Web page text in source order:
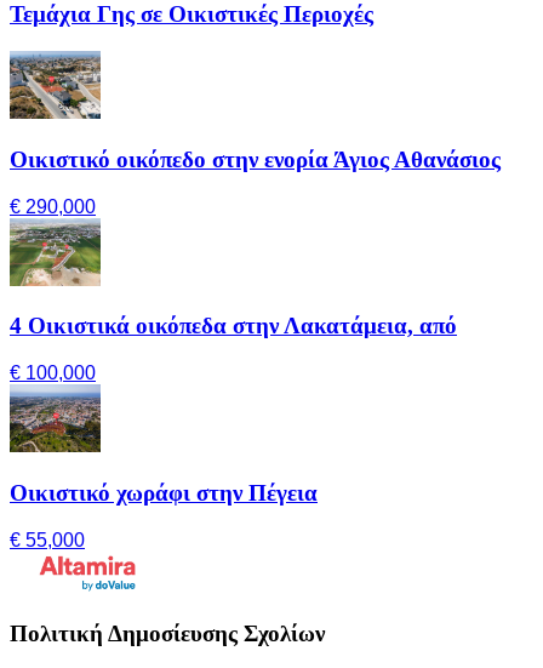
Τεμάχια Γης σε Οικιστικές Περιοχές
Οικιστικό οικόπεδο στην ενορία Άγιος Αθανάσιος
€ 290,000
4 Οικιστικά οικόπεδα στην Λακατάμεια, από
€ 100,000
Οικιστικό χωράφι στην Πέγεια
€ 55,000
Πολιτική Δημοσίευσης Σχολίων